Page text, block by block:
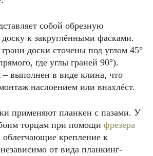
собой обрезную
к закруглёнными фасками.
доски сточены под углом 45°
где углы граней 90°).
– выполнен в виде клина, что
наслоением или внахлёст.
применяют планкен с пазами. У
торцам при помощи фрезера
крепление к
от вида планкинг-